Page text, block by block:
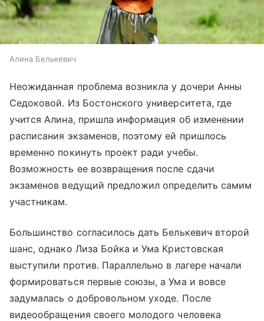
Алина Белькевич
Неожиданная проблема возникла у дочери Анны
Седоковой. Из Бостонского университета, где
учится Алина, пришла информация об изменении
расписания экзаменов, поэтому ей пришлось
временно покинуть проект ради учебы.
Возможность ее возвращения после сдачи
экзаменов ведущий предложил определить самим
участникам.
Большинство согласилось дать Белькевич второй
шанс, однако Лиза Бойка и Ума Кристовская
выступили против. Параллельно в лагере начали
формироваться первые союзы, а Ума и вовсе
задумалась о добровольном уходе. После
видеообращения своего молодого человека